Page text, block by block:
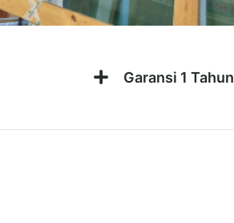
Garansi 1 Tahun